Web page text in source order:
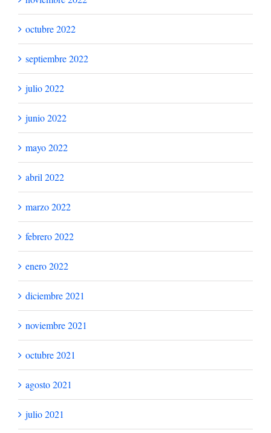
diciembre 2023
noviembre 2023
octubre 2023
septiembre 2023
julio 2023
junio 2023
mayo 2023
abril 2023
marzo 2023
febrero 2023
enero 2023
diciembre 2022
noviembre 2022
octubre 2022
septiembre 2022